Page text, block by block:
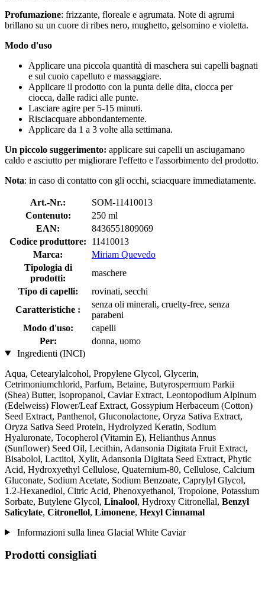
Profumazione: frizzante, floreale e agrumata. Note di agrumi
brillano su un cuore di ribes nero, mughetto, gelsomino e violetta.
Modo d'uso
Applicare una piccola quantità di maschera sui capelli bagnati
e sul cuoio capelluto e massaggiare.
Applicare il prodotto con la punta delle dita, ciocca per
ciocca, dalle radici alle punte.
Lasciare agire per 5-15 minuti.
Risciacquare abbondantemente.
Applicare da 1 a 3 volte alla settimana.
Un piccolo suggerimento: applicare sui capelli un asciugamano
caldo e asciutto per migliorare l'effetto e l'assorbimento del prodotto.
Nota: in caso di contatto con gli occhi, sciacquare immediatamente.
Art.-Nr.:
SOM-11410013
Contenuto:
250 ml
EAN:
8436551809069
Codice produttore:
11410013
Marca:
Miriam Quevedo
Tipologia di
prodotti:
maschere
Tipo di capelli:
rovinati, secchi
Caratteristiche :
senza oli minerali, cruelty-free, senza
parabeni
Modo d'uso:
capelli
Per:
donna, uomo
Ingredienti (INCI)
Aqua, Cetearylalcohol, Propylene Glycol, Glycerin,
Cetrimoniumchlorid, Parfum, Betaine, Butyrospermum Parkii
(Shea) Butter, Isopropanol, Caviar Extract, Leontopodium Alpinum
(Edelweiss) Flower/Leaf Extract, Gossypium Herbaceum (Cotton)
Seed Extract, Panthenol, Gluconolactone, Oryza Sativa Extract,
Oryza Sativa Seed Protein, Hydrolyzed Keratin, Sodium
Hyaluronate, Tocopherol (Vitamin E), Helianthus Annus
(Sunflower) Seed Oil, Lecithin, Adansonia Digitata Fruit Extract,
Bisabolol, Lactitol, Xylit, Adansonia Digitata Seed Extract, Phytic
Acid, Hydroxyethyl Cellulose, Quaternium-80, Cellulose, Calcium
Gluconate, Sodium Acetate, Sodium Benzoate, Caprylyl Glycol,
1.2-Hexanediol, Citric Acid, Phenoxyethanol, Tropolone, Potassium
Sorbate, Butylene Glycol, Linalool, Hydroxy Citronellal, Benzyl
Salicylate, Citronellol, Limonene, Hexyl Cinnamal
Informazioni sulla linea Glacial White Caviar
Prodotti consigliati